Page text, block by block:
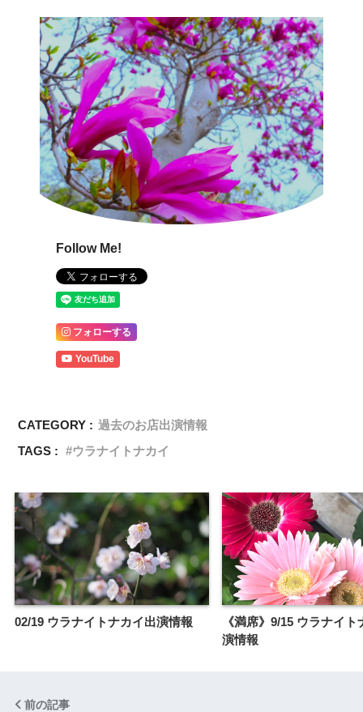
Follow Me!
フォローする
YouTube
CATEGORY : 過去のお店出演情報
TAGS :
ウラナイトナカイ
02/19 ウラナイトナカイ出演情報
《満席》9/15 ウラナイト
演情報
前の記事